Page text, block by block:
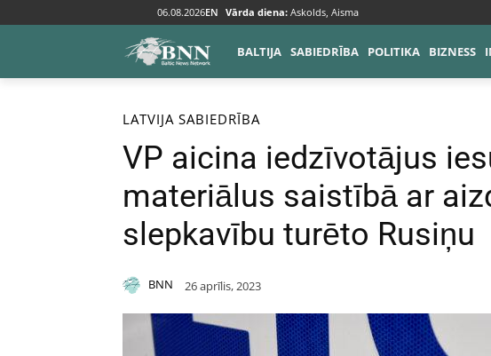
06.08.2026EN Vārda diena: Askolds, Aisma
BALTIJA SABIEDRĪBA POLITIKA BIZNESS
Sākums Baltija Latvija
LATVIJA SABIEDRĪBA
VP aicina iedzīvotājus
materiālus saistībā ar
slepkavību turēto Rusiņu
BNN 26 aprīlis, 2023